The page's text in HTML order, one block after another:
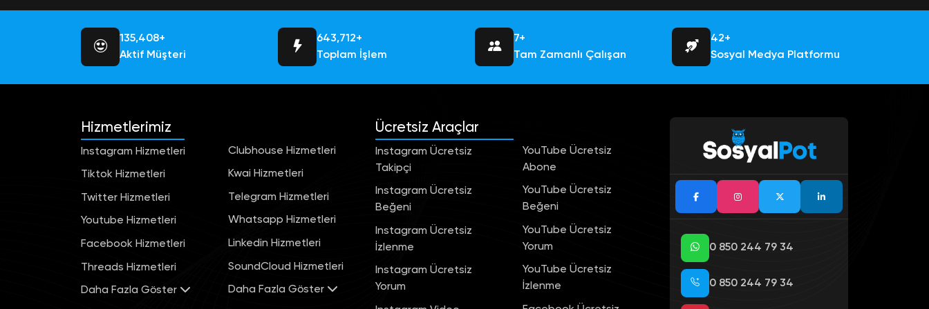
145,526+
Aktif Müşteri
684,756+
Toplam İşlem
7+
Tam Zamanlı Çalışan
42+
Sosyal Medya Platformu
Hizmetlerimiz
Instagram Hizmetleri
Tiktok Hizmetleri
Twitter Hizmetleri
Youtube Hizmetleri
Facebook Hizmetleri
Threads Hizmetleri
Daha Fazla Göster
Clubhouse Hizmetleri
Kwai Hizmetleri
Telegram Hizmetleri
Whatsapp Hizmetleri
Linkedin Hizmetleri
SoundCloud Hizmetleri
Daha Fazla Göster
Ücretsiz Araçlar
Instagram Ücretsiz
Takipçi
Instagram Ücretsiz
Beğeni
Instagram Ücretsiz
İzlenme
Instagram Ücretsiz
Yorum
YouTube Ücretsiz
Abone
YouTube Ücretsiz
Beğeni
YouTube Ücretsiz
Yorum
YouTube Ücretsiz
İzlenme
0 850 244 79 34
0 850 244 79 34